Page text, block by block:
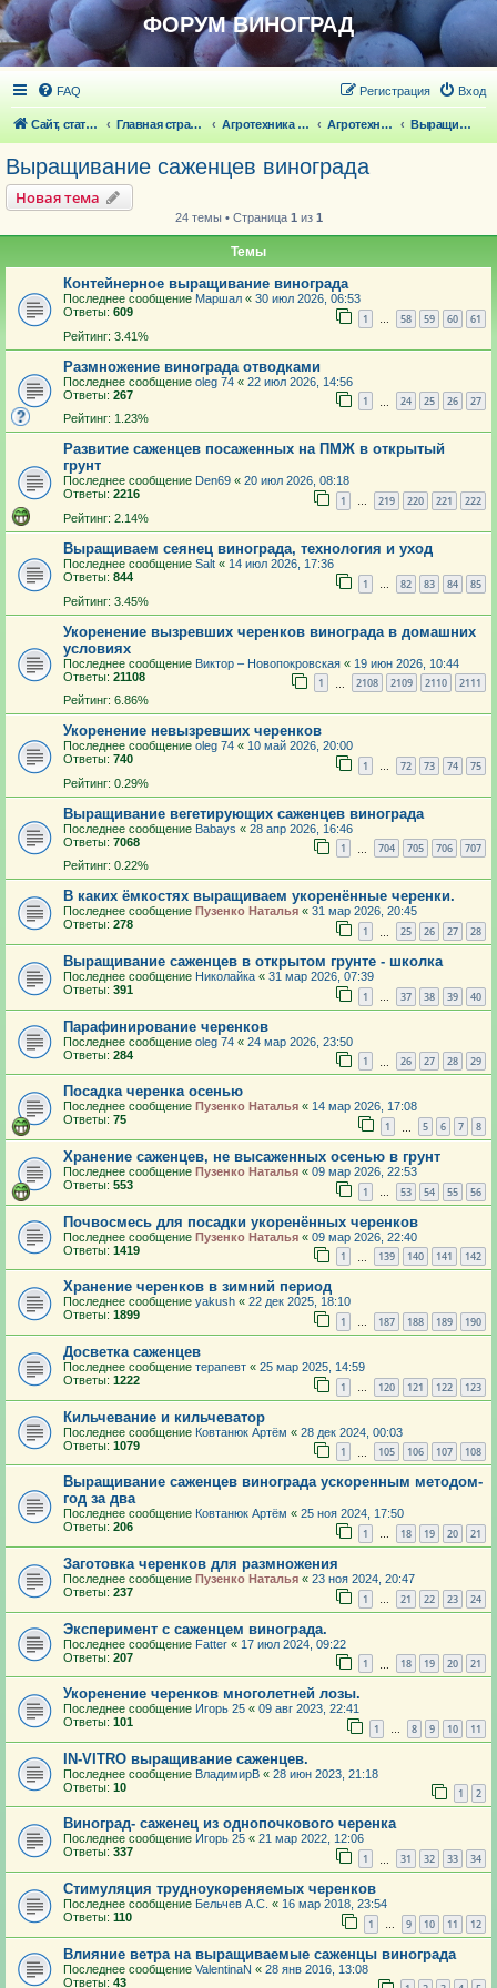
ФОРУМ ВИНОГРАД
FAQ Вход
Регистрация
Сайт, статьи Главная страница Агротехника выращивания винограда Агротехника выращивания винограда Выращивание саженцев винограда
Выращивание саженцев винограда
Новая тема
24 темы • Страница 1 из 1
Темы
Контейнерное выращивание винограда
Последнее сообщение Маршал « 30 июл 2026, 06:53
Ответы: 609 1 … 58 59 60 61
Рейтинг: 3.41%
Размножение винограда отводками
Последнее сообщение oleg 74 « 22 июл 2026, 14:56
Ответы: 267 1 24 25 26 27
Рейтинг: 1.23%
Развитие саженцев посаженных на ПМЖ в открытый
грунт
Последнее сообщение Den69 « 20 июл 2026, 08:18
Ответы: 2216 1 … 219 220 221 222
Рейтинг: 2.14%
Выращиваем сеянец винограда, технология и уход
Последнее сообщение Salt « 14 июл 2026, 17:36
Ответы: 844 1 … 82 83 84 85
Рейтинг: 3.45%
Укоренение вызревших черенков винограда в домашних
условиях
Последнее сообщение Виктор – Новопокровская « 19 июн 2026, 10:44
Ответы: 21108 1 2108 2109 2110 2111
Рейтинг: 6.86%
Укоренение невызревших черенков
Последнее сообщение oleg 74 « 10 май 2026, 20:00
Ответы: 740 1 … 72 73 74 75
Рейтинг: 0.29%
Выращивание вегетирующих саженцев винограда
Последнее сообщение Babays « 28 апр 2026, 16:46
Ответы: 7068 1 704 705 706 707
Рейтинг: 0.22%
В каких ёмкостях выращиваем укоренённые черенки.
Последнее сообщение Пузенко Наталья « 31 мар 2026, 20:45
Ответы: 278 1 25 26 27 28
Выращивание саженцев в открытом грунте - школка
Последнее сообщение Николайка « 31 мар 2026, 07:39
Ответы: 391 1 … 37 38 39 40
Парафинирование черенков
Последнее сообщение oleg 74 « 24 мар 2026, 23:50
Ответы: 284 1 26 27 28 29
Посадка черенка осенью
Последнее сообщение Пузенко Наталья « 14 мар 2026, 17:08
Ответы: 75 1 5 6 7 8
Хранение саженцев, не высаженных осенью в грунт
Последнее сообщение Пузенко Наталья « 09 мар 2026, 22:53
Ответы: 553 1 … 53 54 55 56
Почвосмесь для посадки укоренённых черенков
Последнее сообщение Пузенко Наталья « 09 мар 2026, 22:40
Ответы: 1419 1 139 140 141 142
Хранение черенков в зимний период
Последнее сообщение yakush « 22 дек 2025, 18:10
Ответы: 1899 1 … 187 188 189 190
Досветка саженцев
Последнее сообщение терапевт « 25 мар 2025, 14:59
Ответы: 1222 1 … 120 121 122 123
Кильчевание и кильчеватор
Последнее сообщение Ковтанюк Артём « 28 дек 2024, 00:03
Ответы: 1079 1 105 106 107 108
Выращивание саженцев винограда ускоренным методом-
год за два
Последнее сообщение Ковтанюк Артём « 25 ноя 2024, 17:50
Ответы: 206 1 … 18 19 20 21
Заготовка черенков для размножения
Последнее сообщение Пузенко Наталья « 23 ноя 2024, 20:47
Ответы: 237 1 21 22 23 24
Эксперимент с саженцем винограда.
Последнее сообщение Fatter « 17 июл 2024, 09:22
Ответы: 207 1 18 19 20 21
Укоренение черенков многолетней лозы.
Последнее сообщение Игорь 25 « 09 авг 2023, 22:41
Ответы: 101 1 … 8 9 10 11
IN-VITRO выращивание саженцев.
Последнее сообщение ВладимирВ « 28 июн 2023, 21:18
Ответы: 10 1 2
Виноград- саженец из однопочкового черенка
Последнее сообщение Игорь 25 « 21 мар 2022, 12:06
Ответы: 337 1 31 32 33 34
Стимуляция трудноукореняемых черенков
Последнее сообщение Бельчев А.С. « 16 мар 2018, 23:54
Ответы: 110 1 … 9 10 11 12
Влияние ветра на выращиваемые саженцы винограда
Последнее сообщение ValentinaN « 28 янв 2016, 13:08
Ответы: 43